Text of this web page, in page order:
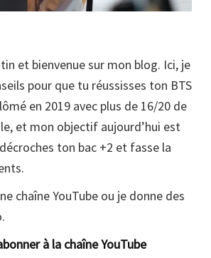
et bienvenue sur mon blog. Ici, je
pour que tu réussisses ton BTS
en 2019 avec plus de 16/20 de
et mon objectif aujourd’hui est
ton bac +2 et fasse la
chaîne YouTube ou je donne des
à la chaîne YouTube